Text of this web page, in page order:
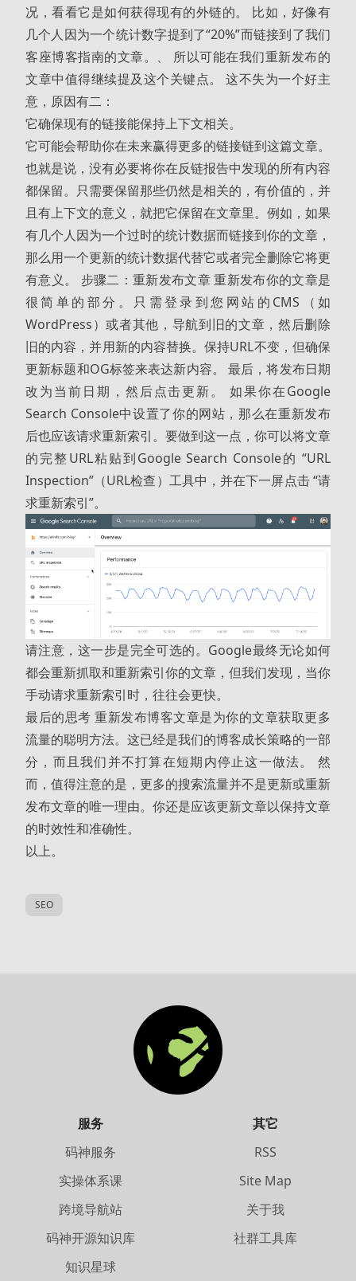
况，看看它是如何获得现有的外链的。 比如，好像有
几个人因为一个统计数字提到了“20%”而链接到了我们
客座博客指南的文章。、 所以可能在我们重新发布的
文章中值得继续提及这个关键点。 这不失为一个好主
意，原因有二：
它确保现有的链接能保持上下文相关。
它可能会帮助你在未来赢得更多的链接链到这篇文章。
也就是说，没有必要将你在反链报告中发现的所有内容
都保留。只需要保留那些仍然是相关的，有价值的，并
且有上下文的意义，就把它保留在文章里。例如，如果
有几个人因为一个过时的统计数据而链接到你的文章，
那么用一个更新的统计数据代替它或者完全删除它将更
有意义。 步骤二：重新发布文章 重新发布你的文章是
很简单的部分。只需登录到您网站的CMS（如
WordPress）或者其他，导航到旧的文章，然后删除
旧的内容，并用新的内容替换。保持URL不变，但确保
更新标题和OG标签来表达新内容。 最后，将发布日期
改为当前日期，然后点击更新。 如果你在Google
Search Console中设置了你的网站，那么在重新发布
后也应该请求重新索引。要做到这一点，你可以将文章
的完整URL粘贴到Google Search Console的 “URL
Inspection”（URL检查）工具中，并在下一屏点击 “请
求重新索引”。
请注意，这一步是完全可选的。Google最终无论如何
都会重新抓取和重新索引你的文章，但我们发现，当你
手动请求重新索引时，往往会更快。
最后的思考 重新发布博客文章是为你的文章获取更多
流量的聪明方法。这已经是我们的博客成长策略的一部
分，而且我们并不打算在短期内停止这一做法。 然
而，值得注意的是，更多的搜索流量并不是更新或重新
发布文章的唯一理由。你还是应该更新文章以保持文章
的时效性和准确性。
以上。
SEO
服务
码神服务
实操体系课
跨境导航站
码神开源知识库
知识星球
其它
RSS
Site Map
关于我
社群工具库